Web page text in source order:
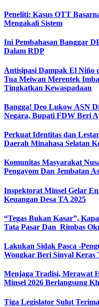
Peneliti: Kasus OTT
Mengakali Sistem
Ini Pembahasan Banggar
Dalam RDP
Antisipasi Dampak El Niño
Tua Meiwan Merentek
Tingkatkan Kewaspadaan
Bangga! Deo Lukow ASN
Negara, Bupati FDW Beri
Perkuat Identitas dan
Daerah Minahasa Selatan
Komunitas Masyarakat
Pengayom Dan Jembatan
Inspektorat Minsel Gelar
Keuangan Desa TA 2025
“Tegas Bukan Kasar”,
Tata Pasar Dan Rimbas
Lakukan Sidak Pasca -
Wongkar Beri Sinyal Keras
Menjaga Tradisi, Merawat
Minsel 2026 Berlangsung
Tiga Legislator Sulut